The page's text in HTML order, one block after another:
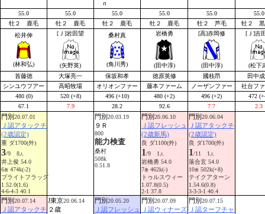
ｎ
55.0 55.0 55.0 55.0 55.0
55.0
牡２ 鹿毛
牡２ 鹿毛 牡２ 鹿毛 牡２ 鹿毛 牡２ 芦毛
牡２ 黒
松井伸
(林和弘)
[Ｊ]岩田望
(矢野英)
桑村真
(角川秀)
岩橋勇
(田中淳)
[高]赤岡修
(田中淳)
[Ｊ]吉
(松下
首藤徳
大塚亮一 保坂和孝 徳原英修 國枝昂
田中
シンユウフアー
高昭牧場 オリオンファー 藤本ファーム ノーザンファー
社台フ
480 (0)
520 (+8) 496 (+10) 480 (+2) 496 (+2)
472
67.1
7.9 28.2 92.6 7.7 2.3
門別20.07.01
Ｊ認アタックチ
(2歳認定)
重 ダ1700(外)
3/9 8人
井上俊 54.0
6番 474k(-2)
ブライトフラッグ
1.52.0(1.6)
4-6-4-3 40.1
門別20.03.19
９Ｒ
800
能力検査
桑村
508k
0.51.8
門別20.06.10
Ｊ認フレッシュ
(2歳新馬)
良 ダ1100(外)
1/9 1 人
岩橋勇 54.0
7番 462k(-)
トゥルスウィー
1.07.8(0.5)
2-1 37.8
門別20.06.04
Ｊ認アタックチ
(2歳認定)
良 ダ1700(外)
1/11 1 人
落合玄 54.0
10番 502k(+8)
テイクアターン
1.54.6(0.8)
3-3-3-1 40.4
門別20.07.14
Ｊ認アタックチ
J東京20.06.14
２歳
門別20.05.20
Ｊ認フレッシュ
門別20.07.09
Ｊ認ウィナーズ
門別20.07.15
Ｊ認ターフチャ